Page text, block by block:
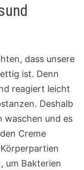
dass unsere
ist. Denn
reagiert leicht
Deshalb
waschen und es
Creme
um Bakterien